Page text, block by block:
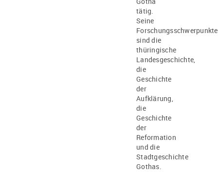
tätig.
Seine
Forschungsschwerpunkte
sind die
thüringische
Landesgeschichte,
die
Geschichte
der
Aufklärung,
die
Geschichte
der
Reformation
und die
Stadtgeschichte
Gothas.